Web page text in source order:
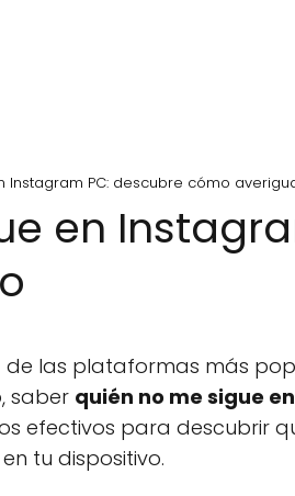
Instagram PC: descubre cómo
en
de las plataformas más
saber quién no me sigue
efectivos para descubrir
tu dispositivo.